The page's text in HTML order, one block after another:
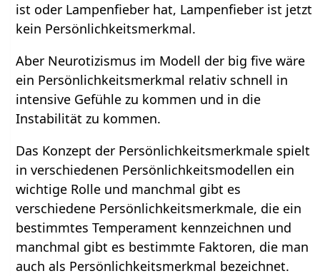
ist oder Lampenfieber hat, Lampenfieber ist jetzt
kein Persönlichkeitsmerkmal.
Aber Neurotizismus im Modell der big five wäre
ein Persönlichkeitsmerkmal relativ schnell in
intensive Gefühle zu kommen und in die
Instabilität zu kommen.
Das Konzept der Persönlichkeitsmerkmale spielt
in verschiedenen Persönlichkeitsmodellen ein
wichtige Rolle und manchmal gibt es
verschiedene Persönlichkeitsmerkmale, die ein
bestimmtes Temperament kennzeichnen und
manchmal gibt es bestimmte Faktoren, die man
auch als Persönlichkeitsmerkmal bezeichnet.